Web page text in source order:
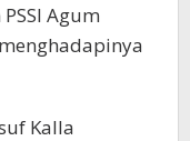
Agum
Kalla